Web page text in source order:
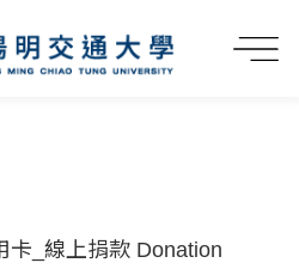
卡_線上捐款 Donation